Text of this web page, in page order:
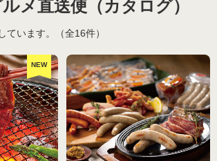
ルメ直送便（カタログ）
考案❗（カタログ）
ド松下コーナー
❗どさんこ市場
🌙はやおき どさんこ市場
メ直送便（カタログ）
ています。（全16件）
NEW